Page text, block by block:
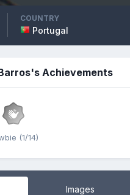
COUNTRY
Portugal
Achievements
(1/14)
Images